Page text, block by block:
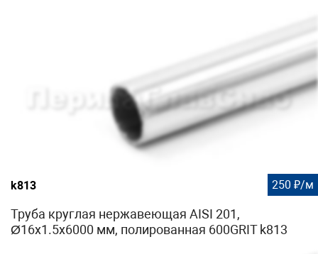
k813 250 ₽/м
Труба круглая нержавеющая AISI 201,
Ø16х1.5х6000 мм, полированная 600GRIT k813